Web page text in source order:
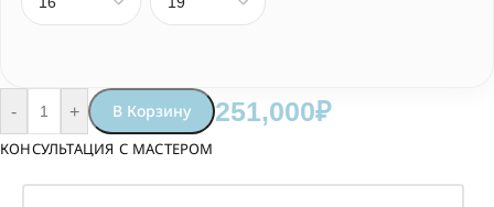
- + В Корзину 251,000₽
КОНСУЛЬТАЦИЯ С МАСТЕРОМ